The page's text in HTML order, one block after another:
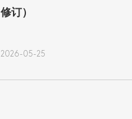
修订）
2026-05-25